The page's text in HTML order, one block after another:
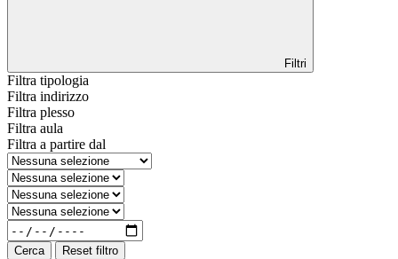
Filtri
Filtra tipologia
Filtra indirizzo
Filtra plesso
Filtra aula
Filtra a partire dal
Cerca Reset filtro